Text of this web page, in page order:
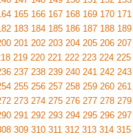
165 166 167 168 169 170 171
183 184 185 186 187 188 189
201 202 203 204 205 206 207
219 220 221 222 223 224 225
237 238 239 240 241 242 243
255 256 257 258 259 260 261
273 274 275 276 277 278 279
291 292 293 294 295 296 297
309 310 311 312 313 314 315